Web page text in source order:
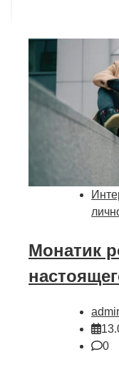
Монатик
0